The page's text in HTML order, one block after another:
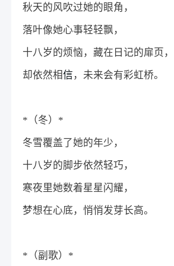
秋天的风吹过她的眼角，
落叶像她心事轻轻飘，
十八岁的烦恼，藏在日记的扉页，
却依然相信 ，未来会有彩虹桥。
*（冬）*
冬雪覆盖了她的年少，
十八岁的脚步依然轻巧，
寒夜里她数着星星闪耀，
梦想在心底，悄悄发芽长高。
*（副歌）*